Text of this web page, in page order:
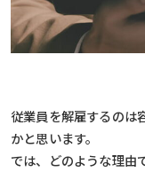
従業員を解雇するのは
かと思います。
では、どのような理由